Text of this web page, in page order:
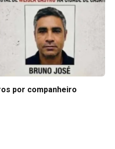
por companheiro